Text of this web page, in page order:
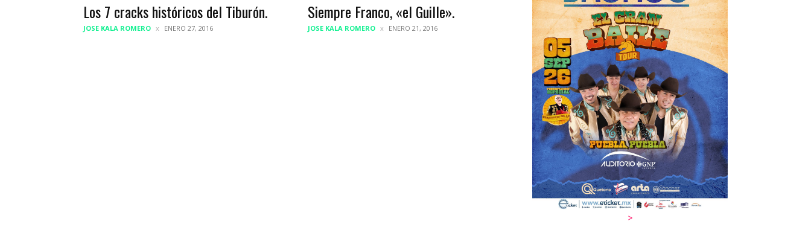
Los 7 cracks históricos del Tiburón.
JOSE KALA ROMERO ENERO 27, 2016
Siempre Franco, «el Guille».
JOSE KALA ROMERO ENERO 21, 2016
>